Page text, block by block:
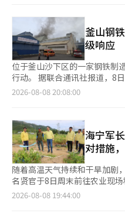
梦，通常会带来好运，所以这
天我立刻购买了彩票和年金彩票。” 他接着回忆道
上，我一个人看电视剧，看到
的那张彩票。首先检查了彩票，
釜山钢
级响应
位于釜山沙下区的一家钢铁制
行动。 据联合通讯社报道，8日下午6时49分，附近居民发现位于
沙下区九平洞的钢铁制造厂起火，
能是从钢铁储存仓库开始，待
调查。※ 本报道经人工智能（
2026-08-08 20:08:00
海宁军
对措施
随着高温天气持续和干旱加剧
名贤官于8日周末前往农业现场和
月24日发布高温警报以来，海
2026-08-08 19:44:00